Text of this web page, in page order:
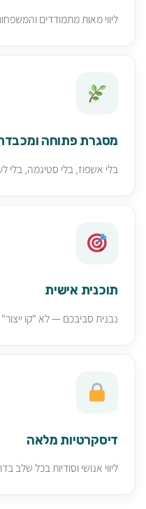
ליווי מאות מתמודדים
מסגרת פתוחה
בלי אשפוז, בלי סטיגמה, בלי
תוכנית אישית
נבנית סביבכם — לא "קו
דיסקרטיות מלאה
ליווי אנושי וסודיות בכל שלב